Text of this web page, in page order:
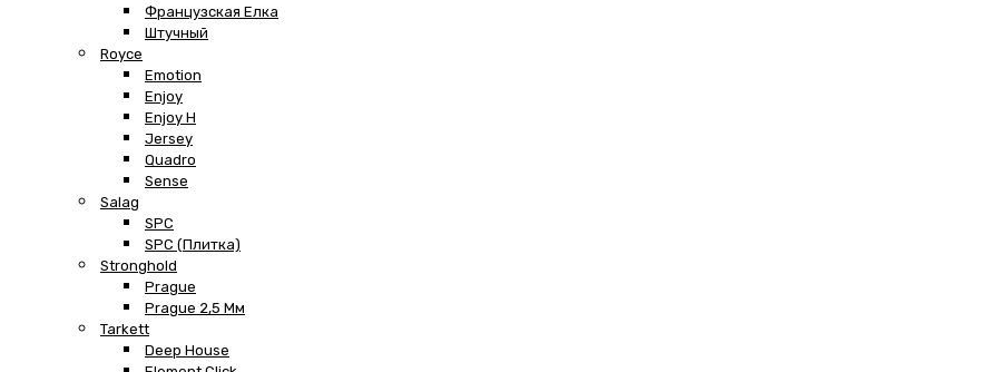
Французская Елка
Штучный
Royce
Emotion
Enjoy
Enjoy H
Jersey
Quadro
Sense
Salag
SPC
SPC (плитка)
Stronghold
Prague
Prague 2,5 Мм
Tarkett
Deep House